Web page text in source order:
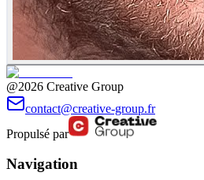
@2026 Creative Group
contact@creative-group.fr
Propulsé par
Navigation